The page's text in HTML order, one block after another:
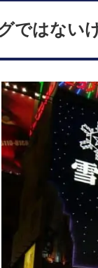
ではない